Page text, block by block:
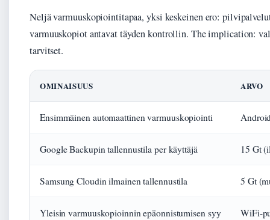
Neljä varmuuskopiointitapaa, yksi keskeinen ero:
varmuuskopiot antavat täyden kontrollin. The implication:
tarvitset.
OMINAISUUS ARVO
Ensimmäinen automaattinen varmuuskopiointi
Google Backupin tallennustila per käyttäjä 15 Gt
Samsung Cloudin ilmainen tallennustila 5 Gt
Yleisin varmuuskopioinnin epäonnistumisen syy WiFi-